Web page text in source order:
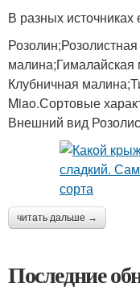
В разных
Клубничная
Miao.Сортовые
Внешний вид
читать дальше →
Последние